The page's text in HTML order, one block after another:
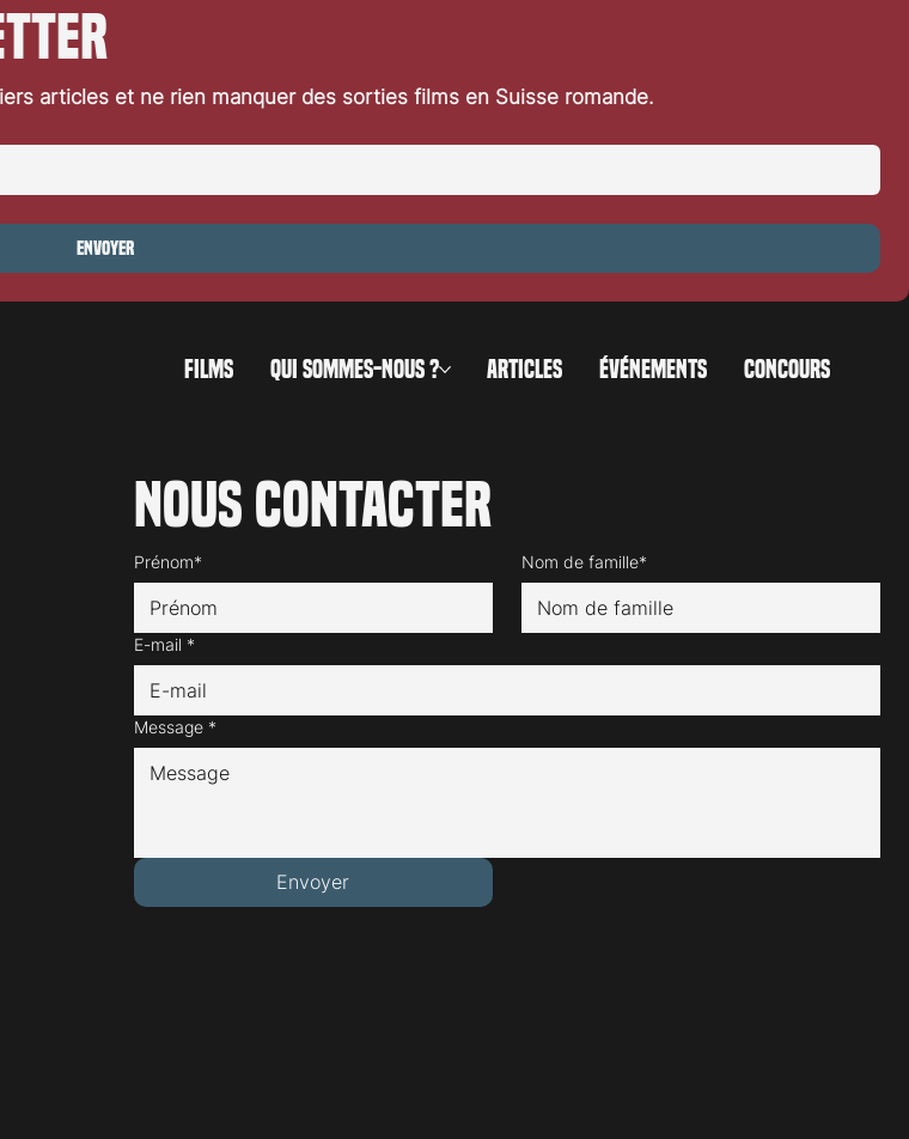
Heart
articles et ne rien manquer des sorties films en Suisse romande.
Envoyer
FILMS QUI SOMMES-NOUS ? ARTICLES ÉVÉNEMENTS CONCOURS
Nous contacter
Prénom* Nom de famille*
E-mail *
Message *
Envoyer